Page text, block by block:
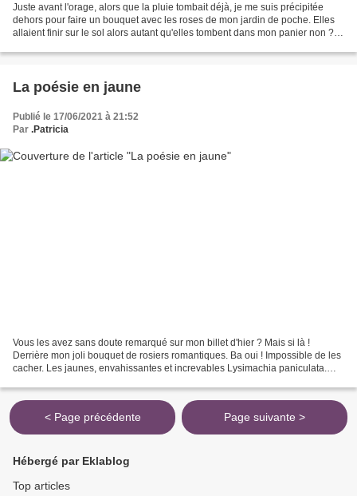
Juste avant l'orage, alors que la pluie tombait déjà, je me suis précipitée
dehors pour faire un bouquet avec les roses de mon jardin de poche. Elles
allaient finir sur le sol alors autant qu'elles tombent dans mon panier non ? Il
La poésie en jaune
Publié le 17/06/2021 à 21:52
Par .Patricia
Vous les avez sans doute remarqué sur mon billet d'hier ? Mais si là !
Derrière mon joli bouquet de rosiers romantiques. Ba oui ! Impossible de les
cacher. Les jaunes, envahissantes et increvables Lysimachia paniculata.
< Page précédente Page suivante >
Hébergé par Eklablog
Top articles